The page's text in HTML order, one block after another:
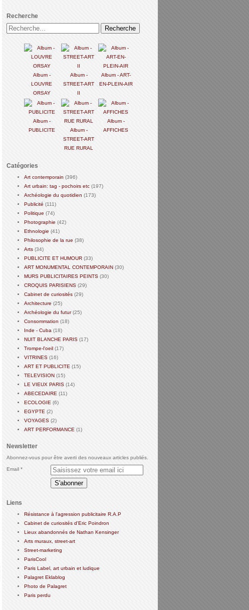
Recherche
Album -
LOUVRE
ORSAY
Album -
STREET-ART
II
Album - ART-
EN-PLEIN-AIR
Album -
PUBLICITE
Album -
STREET-ART
RUE RURAL
Album -
AFFICHES
Catégories
Art contemporain (396)
Art urbain: tag - pochoirs etc (197)
Archéologie du quotidien (173)
Publicité (111)
Politique (74)
Photographie (42)
Ethnologie (41)
Philosophie de la rue (38)
Arts (34)
PUBLICITE ET HUMOUR (33)
ART MONUMENTAL CONTEMPORAIN (30)
MURS PUBLICITAIRES PEINTS (30)
CROQUIS PARISIENS (29)
Cabinet de curiosités (29)
Architecture (25)
Archéologie du futur(25)
Consommation (18)
Inde - Cuba (18)
NUIT BLANCHE PARIS (17)
Trompe-l'oeil (17)
VITRINES (16)
ART ET PUBLICITE (15)
TELEVISION (15)
LE VIEUX PARIS (14)
ABECEDAIRE (11)
ECOLOGIE (6)
EGYPTE (2)
VOYAGES (2)
ART PERFORMANCE (1)
Newsletter
Abonnez-vous pour être averti des nouveaux articles publiés.
Email
Liens
Résistance à l'agression publicitaire R.A.P
Cabinet de curiosités d'Eric Poindron
Lieux abandonnés de Nathan Kensinger
Arts muraux, street-art
Street-marketing
ParisCool
Paris Label, art urbain et ludique
Palagret Eklablog
Photo de Palagret
Paris perdu